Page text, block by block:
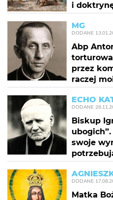
i
MG
DODANE
Abp
przez
raczej
ECHO
DODANE
Biskup
swoje
DODANE
Matka